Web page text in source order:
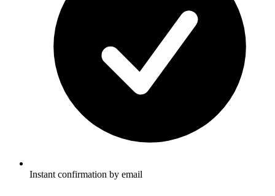
Instant confirmation by email